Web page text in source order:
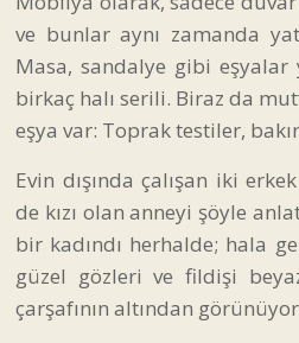
ve bunlar aynı zamanda
Masa, sandalye gibi eşyalar
birkaç halı serili. Biraz da
eşya var: Toprak testiler,
Evin dışında çalışan iki
de kızı olan anneyi şöyle
bir kadındı herhalde; hala
güzel gözleri ve fildişi
çarşafının altından